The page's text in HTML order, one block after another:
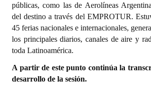
públicas, como las de Aerolíneas
del destino a través del EMPROTUR.
45 ferias nacionales e internacionales,
los principales diarios, canales de aire y
toda Latinoamérica.
A partir de este punto continúa la
desarrollo de la sesión.